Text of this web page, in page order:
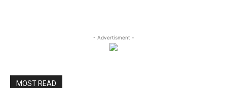
- Advertisment -
MOST READ